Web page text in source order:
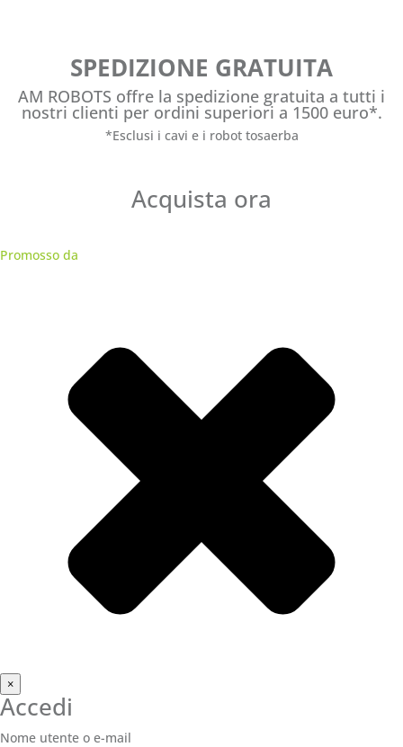
SPEDIZIONE GRATUITA
AM ROBOTS offre la spedizione gratuita a tutti i
nostri clienti per ordini superiori a 1500 euro*.
*Esclusi i cavi e i robot tosaerba
Acquista ora
Promosso da
×
Accedi
Nome utente o e-mail